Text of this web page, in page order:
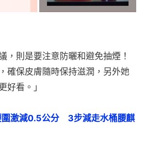
，則是要注意防曬和避免抽煙！
確保皮膚隨時保持滋潤，另外她
好看。」
激減0․5公分　3步減走水桶腰麒